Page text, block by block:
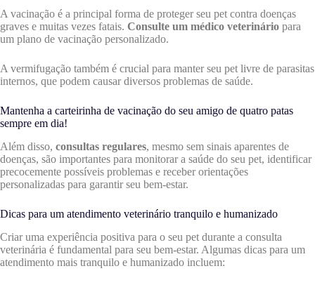
A vacinação é a principal forma de proteger seu pet contra doenças
graves e muitas vezes fatais. Consulte um médico veterinário para
um plano de vacinação personalizado.
A vermifugação também é crucial para manter seu pet livre de parasitas
internos, que podem causar diversos problemas de saúde.
Mantenha a carteirinha de vacinação do seu amigo de quatro patas
sempre em dia!
Além disso, consultas regulares, mesmo sem sinais aparentes de
doenças, são importantes para monitorar a saúde do seu pet, identificar
precocemente possíveis problemas e receber orientações
personalizadas para garantir seu bem-estar.
Dicas para um atendimento veterinário tranquilo e humanizado
Criar uma experiência positiva para o seu pet durante a consulta
veterinária é fundamental para seu bem-estar. Algumas dicas para um
atendimento mais tranquilo e humanizado incluem: